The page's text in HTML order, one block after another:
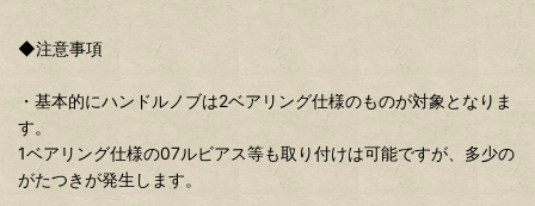
◆注意事項
・基本的にハンドルノブは2ベアリング仕様のものが対象となりま
す。
1ベアリング仕様の07ルビアス等も取り付けは可能ですが、多少の
がたつきが発生します。